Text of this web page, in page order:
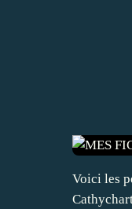
Voici les